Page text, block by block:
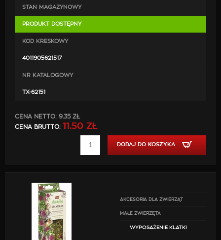
Zapewni wiele godzin aktywnej oraz ciekawej
dobrą kondycję.
nazębny podczas gryzienia.
drutu beleczek drewna.
Można uginać w różne strony nadając kształtfali lub
Długość ok. 22 cm
Szerokość ok. 10 cm
STAN MAGAZYNOWY
PRODUKT DOSTĘPNY
KOD KRESKOWY
4011905621517
NR KATALOGOWY
TX-62151
CENA NETTO: 9.35 ZŁ
CENA BRUTTO: 11.50 ZŁ
DODAJ DO KOSZYKA
AKCESORIA DLA ZWIERZĄT
MAŁE ZWIERZĘTA
WYPOSAŻENIE KLATKI